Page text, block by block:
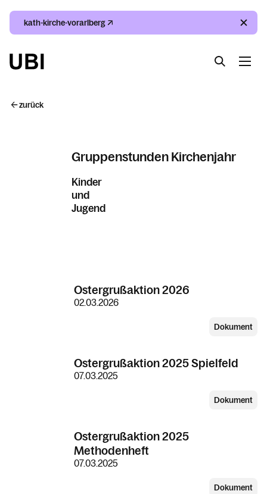
Kalender
kath-kirche-vorarlberg
zurück
Gruppenstunden Kirchenjahr
Kinder
und
Jugend
Ostergrußaktion 2026
02.03.2026
Dokument
Ostergrußaktion 2025 Spielfeld
07.03.2025
Dokument
Ostergrußaktion 2025
Methodenheft
07.03.2025
Dokument